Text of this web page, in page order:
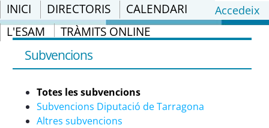
INICI DIRECTORIS
CALENDARI
L'ESAM
TRÀMITS ONLINE
Accedeix
Totes les subvencions - eSAM
Subvencions
Totes les subvencions
Subvencions Diputació de Tarragona
Altres subvencions